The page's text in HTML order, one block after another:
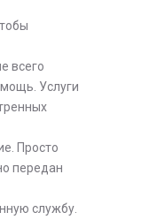
всего
Услуги
Просто
передан
службу.